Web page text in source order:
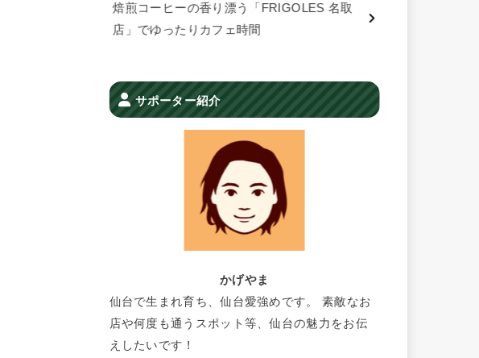
焙煎コーヒーの香り漂う「FRIGOLES 名取
店」でゆったりカフェ時間
サポーター紹介
かげやま
仙台で生まれ育ち、仙台愛強めです。 素敵なお
店や何度も通うスポット等、仙台の魅力をお伝
えしたいです！